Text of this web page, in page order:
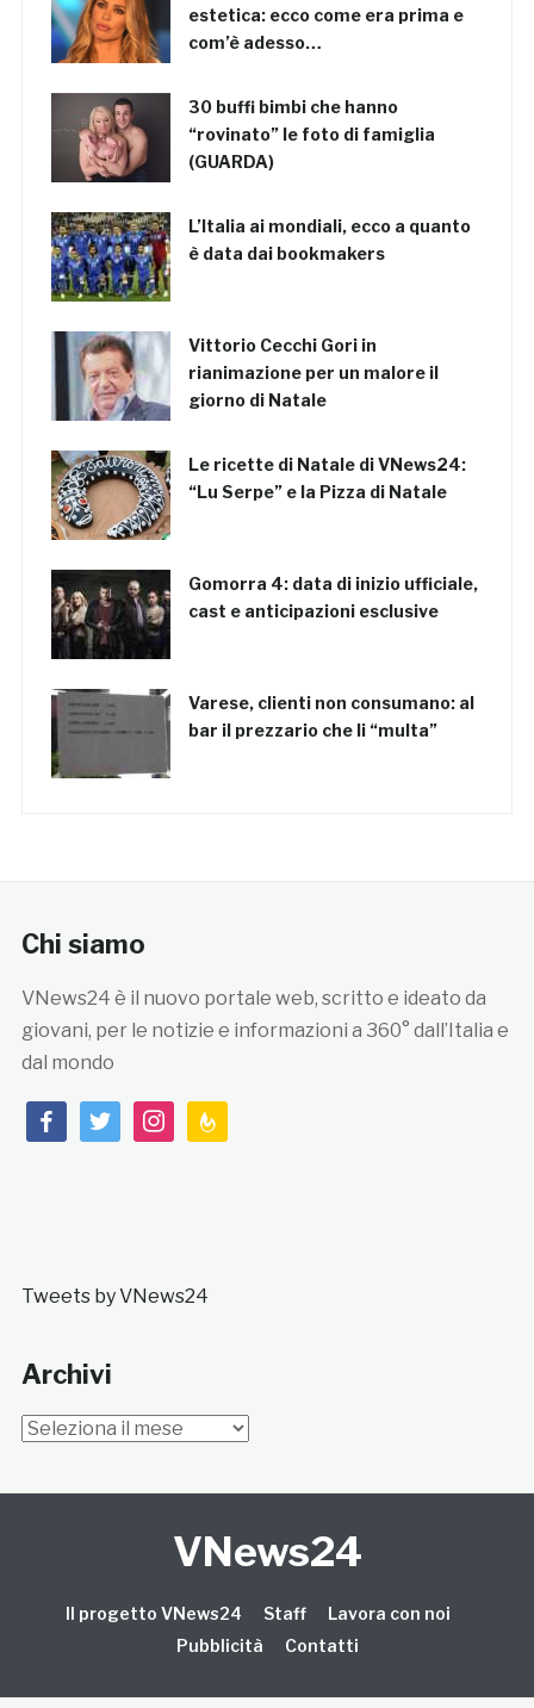
estetica: ecco come era prima e
com’è adesso…
30 buffi bimbi che hanno
“rovinato” le foto di famiglia
(GUARDA)
L’Italia ai mondiali, ecco a quanto
è data dai bookmakers
Vittorio Cecchi Gori in
rianimazione per un malore il
giorno di Natale
Le ricette di Natale di VNews24:
“Lu Serpe” e la Pizza di Natale
Gomorra 4: data di inizio ufficiale,
cast e anticipazioni esclusive
Varese, clienti non consumano: al
bar il prezzario che li “multa”
Chi siamo
VNews24 è il nuovo portale web, scritto e ideato da
giovani, per le notizie e informazioni a 360° dall’Italia e
dal mondo
facebooktwitterinstagramfeedburner
Tweets by VNews24
Archivi
Archivi
VNews24
Il progetto VNews24 Staff
Lavora con noi
Pubblicità
Contatti